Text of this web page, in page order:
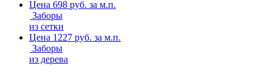
Цена 698 руб. за м.п.
Заборы
из сетки
Цена 1227 руб. за м.п.
Заборы
из дерева